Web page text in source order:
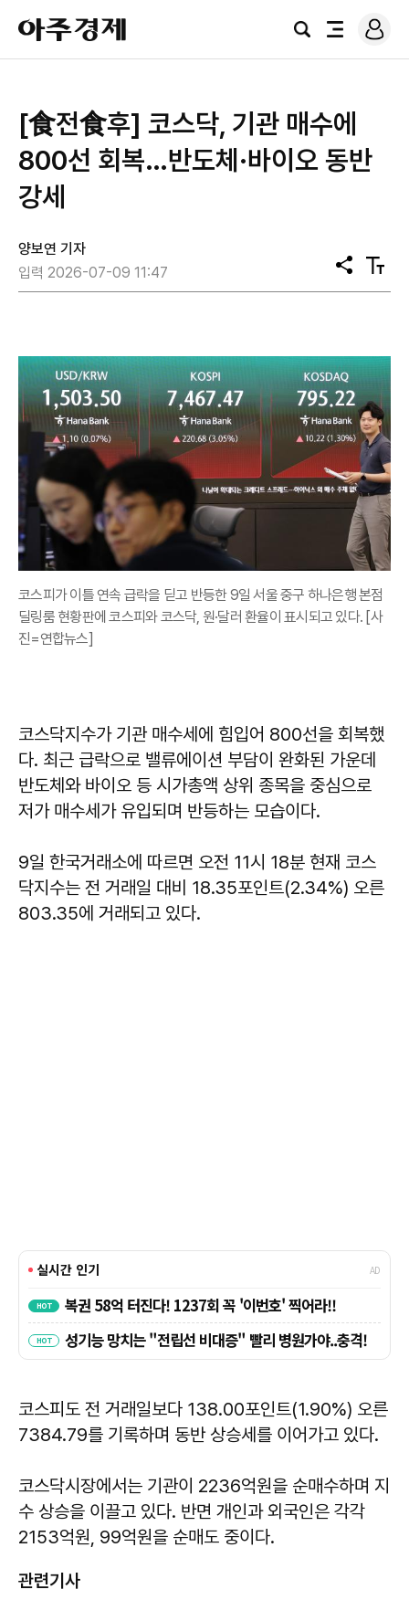
아
주
경
검
전
로
그
[食전食후] 코스닥, 기관 매수에
800선 회복…반도체·바이오 동반
강세
양보연 기자
입력 2026-07-09 11:47
공
유
텍
스
코스피가 이틀 연속 급락을 딛고 반등한 9일 서울 중구 하나은행 본점
딜링룸 현황판에 코스피와 코스닥, 원·달러 환율이 표시되고 있다. [사
진=연합뉴스]
코스닥지수가 기관 매수세에 힘입어 800선을 회복했
다. 최근 급락으로 밸류에이션 부담이 완화된 가운데
반도체와 바이오 등 시가총액 상위 종목을 중심으로
저가 매수세가 유입되며 반등하는 모습이다.
9일 한국거래소에 따르면 오전 11시 18분 현재 코스
닥지수는 전 거래일 대비 18.35포인트(2.34%) 오른
803.35에 거래되고 있다.
코스피도 전 거래일보다 138.00포인트(1.90%) 오른
7384.79를 기록하며 동반 상승세를 이어가고 있다.
코스닥시장에서는 기관이 2236억원을 순매수하며 지
수 상승을 이끌고 있다. 반면 개인과 외국인은 각각
2153억원, 99억원을 순매도 중이다.
관련기사